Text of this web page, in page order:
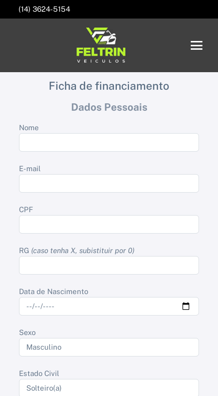
(14) 3624-5154
Ficha de financiamento
Dados Pessoais
Nome
E-mail
CPF
RG (caso tenha X, subistituir por 0)
Data de Nascimento
Sexo
Estado Civil